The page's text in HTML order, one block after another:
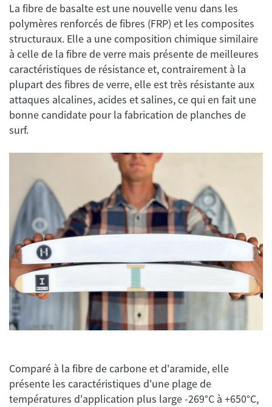
La fibre de basalte est une nouvelle venu dans les
polymères renforcés de fibres (FRP) et les composites
structuraux. Elle a une composition chimique similaire
à celle de la fibre de verre mais présente de meilleures
caractéristiques de résistance et, contrairement à la
plupart des fibres de verre, elle est très résistante aux
attaques alcalines, acides et salines, ce qui en fait une
bonne candidate pour la fabrication de planches de
Comparé à la fibre de carbone et d'aramide, elle
présente les caractéristiques d'une plage de
températures d'application plus large -269°C à +650°C,